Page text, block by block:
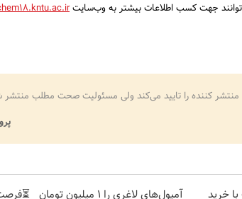
جهت کسب اطلاعات بیشتر به وب‌سایت
کننده را تایید می‌کند ولی مسئولیت صحت مطلب
خرید
آمپول‌های لاغری را ۱ میلیون تومان